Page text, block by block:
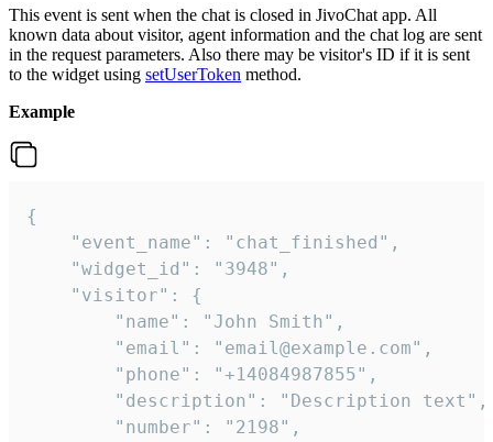
This event is sent when the chat is closed in JivoChat app. All
known data about visitor, agent information and the chat log are sent
in the request parameters. Also there may be visitor's ID if it is sent
to the widget using setUserToken method.
Example
{
    "event_name": "chat_finished",
    "widget_id": "3948",
    "visitor": {
        "name": "John Smith",
        "email": "email@example.com",
        "phone": "+14084987855",
        "description": "Description text",
        "number": "2198",